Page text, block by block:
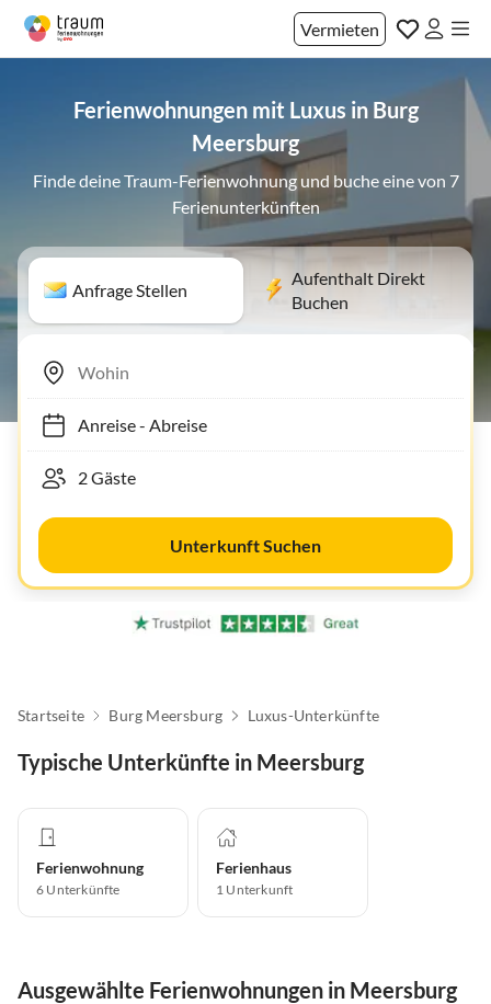
Vermieten
Ferienwohnungen mit Luxus in Burg
Meersburg
Finde deine Traum-Ferienwohnung und buche eine von 7
Ferienunterkünften
Anfrage Stellen
Aufenthalt Direkt
Buchen
Anreise- Abreise
Unterkunft Suchen
Startseite Burg Meersburg Luxus-Unterkünfte
Typische Unterkünfte in Meersburg
Ferienwohnung
6 Unterkünfte
Ferienhaus
1 Unterkunft
Ausgewählte Ferienwohnungen in Meersburg